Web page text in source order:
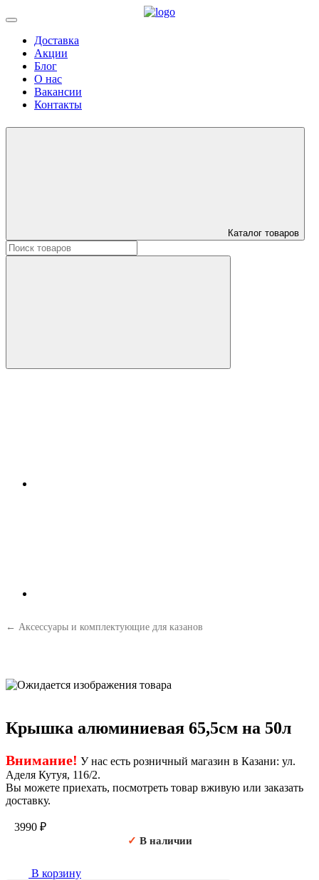
Доставка
Акции
Блог
О нас
Вакансии
Контакты
Каталог товаров
Искать:
← Аксессуары и комплектующие для казанов
Крышка алюминиевая 65,5см на 50л
Внимание! У нас есть розничный магазин в Казани: ул.
Аделя Кутуя, 116/2.
Вы можете приехать, посмотреть товар вживую или заказать
доставку.
3990 ₽
✓ В наличии
В корзину